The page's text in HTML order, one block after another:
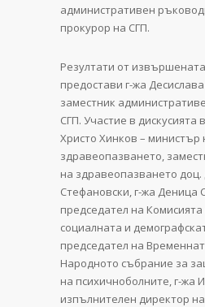
административен
прокурор на СГП.
Резултати от
предостави г-жа
заместник
СГП. Участие в дискусията
Христо Хинков – министър
здравеопазването,
на здравеопазването доц.
Стефановски, г-жа Деница
председател на
социалната и
председател на
Народното събрание за
на психичноболните, г-жа
изпълнителен директор